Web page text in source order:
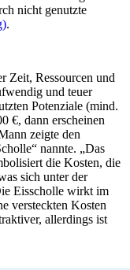
nicht genutzte
.
Zeit, Ressourcen und
und teuer
Potenziale (mind.
€, dann erscheinen
zeigte den
nannte. „Das
die Kosten, die
sich unter der
Eisscholle wirkt im
versteckten Kosten
allerdings ist